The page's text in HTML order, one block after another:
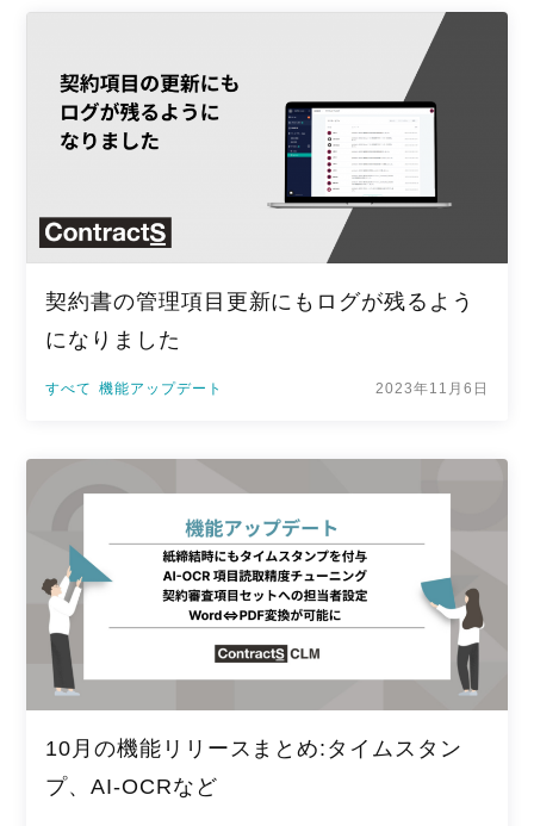
契約書の管理項目更新にもログが残るよう
になりました
すべて 機能アップデート 2023年11月6日
10月の機能リリースまとめ:タイムスタン
プ、AI-OCRなど